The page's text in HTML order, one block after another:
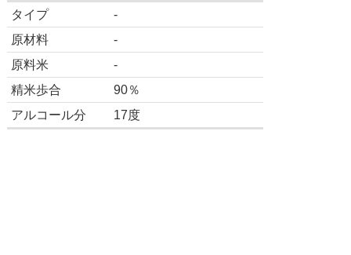
タイプ
-
原材料
-
原料米
-
精米歩合
90％
アルコール分
17度